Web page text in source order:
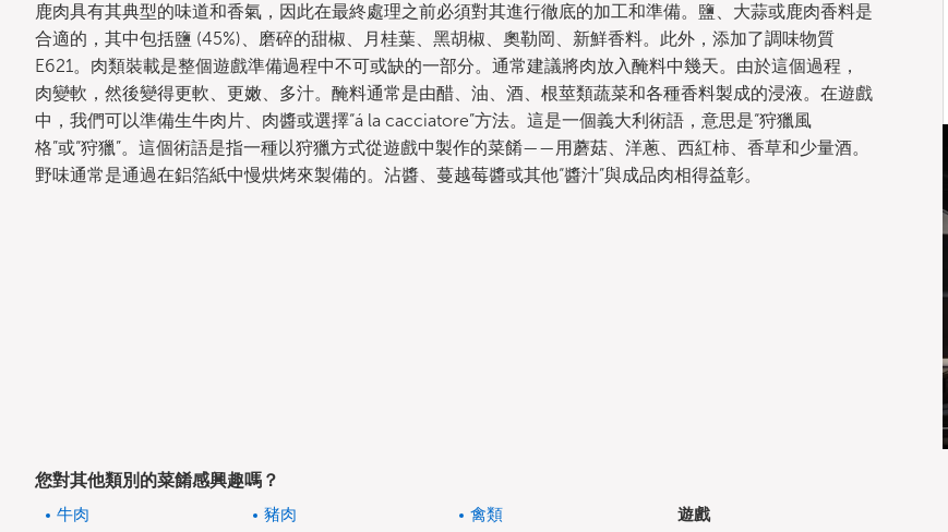
鹿肉具有其典型的味道和香氣，因此在最終處理之前必須對其進行徹底的加工和準備。鹽、大蒜或鹿肉香料是
合適的，其中包括鹽 (45%)、磨碎的甜椒、月桂葉、黑胡椒、奧勒岡、新鮮香料。此外，添加了調味物質
E621。肉類裝載是整個遊戲準備過程中不可或缺的一部分。通常建議將肉放入醃料中幾天。由於這個過程，
肉變軟，然後變得更軟、更嫩、多汁。醃料通常是由醋、油、酒、根莖類蔬菜和各種香料製成的浸液。在遊戲
中，我們可以準備生牛肉片、肉醬或選擇“á la cacciatore”方法。這是一個義大利術語，意思是“狩獵風
格”或“狩獵”。這個術語是指一種以狩獵方式從遊戲中製作的菜餚——用蘑菇、洋蔥、西紅柿、香草和少量酒。
野味通常是通過在鋁箔紙中慢烘烤來製備的。沾醬、蔓越莓醬或其他“醬汁”與成品肉相得益彰。
您對其他類別的菜餚感興趣嗎？
牛肉 豬肉 禽類
遊戲